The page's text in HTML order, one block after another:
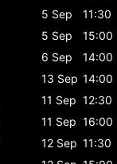
5 Sep
11:30
5 Sep
15:00
6 Sep
14:00
13 Sep 14:00
11 Sep 12:30
11 Sep 16:00
12 Sep 11:30